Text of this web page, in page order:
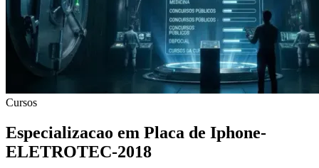
Cursos
Especializacao em Placa de Iphone-
ELETROTEC-2018